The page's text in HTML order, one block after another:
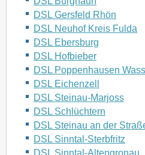
DSL Gersfeld Rhön
DSL Neuhof Kreis Fulda
DSL Ebersburg
DSL Hofbieber
DSL Poppenhausen
DSL Eichenzell
DSL Steinau-Marjoss
DSL Schlüchtern
DSL Steinau an der
DSL Sinntal-Sterbfritz
DSL Sinntal-Altengronau